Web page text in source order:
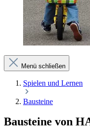
Menü schließen
Spielen und Lernen
Bausteine
Bausteine von